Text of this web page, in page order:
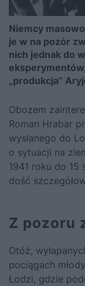
Niemcy
je w na pozór
nich jednak do
„produkcja”
Obozem
Roman Hrabar
wysłanego do
o sytuacji na
1941 roku do 15
dość
Z pozoru
Otóż,
pociągach
Łodzi, gdzie